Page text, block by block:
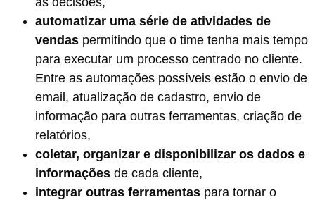
automatizar uma série de atividades de
vendas permitindo que o time tenha mais tempo
para executar um processo centrado no cliente.
Entre as automações possíveis estão o envio de
email, atualização de cadastro, envio de
informação para outras ferramentas, criação de
relatórios,
coletar, organizar e disponibilizar os dados e
informações de cada cliente,
integrar outras ferramentas para tornar o